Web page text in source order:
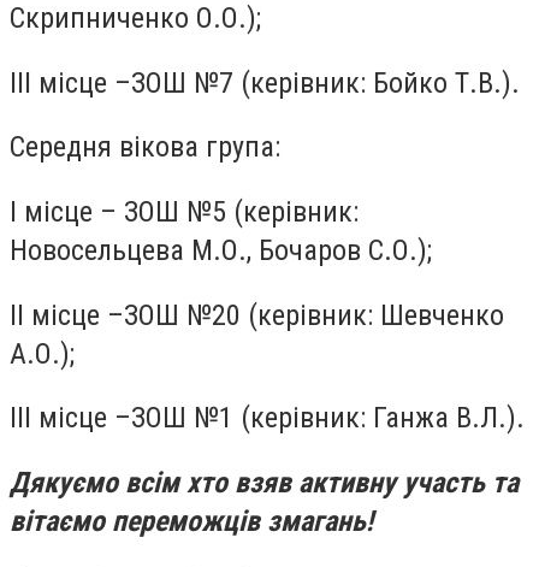
Скрипниченко О.О.);
III місце –ЗОШ №7 (керівник: Бойко Т.В.).
Середня вікова група:
I місце – ЗОШ №5 (керівник:
Новосельцева М.О., Бочаров С.О.);
II місце –ЗОШ №20 (керівник: Шевченко
А.О.);
III місце –ЗОШ №1 (керівник: Ганжа В.Л.).
Дякуємо всім хто взяв активну участь та
вітаємо переможців змагань!